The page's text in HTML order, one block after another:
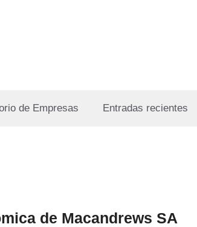
de Empresas Entradas recientes
de Macandrews SA